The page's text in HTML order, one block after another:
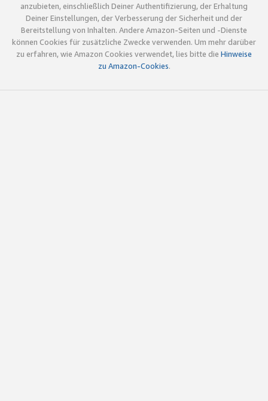
anzubieten, einschließlich Deiner Authentifizierung, der Erhaltung
Deiner Einstellungen, der Verbesserung der Sicherheit und der
Bereitstellung von Inhalten. Andere Amazon-Seiten und -Dienste
können Cookies für zusätzliche Zwecke verwenden. Um mehr darüber
zu erfahren, wie Amazon Cookies verwendet, lies bitte die Hinweise
zu Amazon-Cookies.